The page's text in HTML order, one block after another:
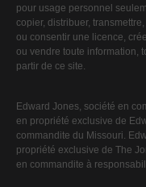
pour usage personnel
copier, distribuer,
ou consentir une licence,
ou vendre toute information,
partir de ce site.
Edward Jones, société en
en propriété exclusive de
commandite du Missouri.
propriété exclusive de The
en commandite à